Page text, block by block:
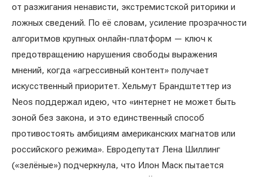
от разжигания ненависти, экстремистской риторики и
ложных сведений. По её словам, усиление прозрачности
алгоритмов крупных онлайн-платформ — ключ к
предотвращению нарушения свободы выражения
мнений, когда «агрессивный контент» получает
искусственный приоритет. Хельмут Брандштеттер из
Neos поддержал идею, что «интернет не может быть
зоной без закона, и это единственный способ
противостоять амбициям американских магнатов или
российского режима». Евродепутат Лена Шиллинг
(«зелёные») подчеркнула, что Илон Маск пытается